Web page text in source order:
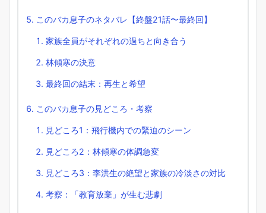
このバカ息子のネタバレ【終盤21話〜最終回】
家族全員がそれぞれの過ちと向き合う
林傾寒の決意
最終回の結末：再生と希望
このバカ息子の見どころ・考察
見どころ1：飛行機内での緊迫のシーン
見どころ2：林傾寒の体調急変
見どころ3：李洪生の絶望と家族の冷淡さの対比
考察：「教育放棄」が生む悲劇